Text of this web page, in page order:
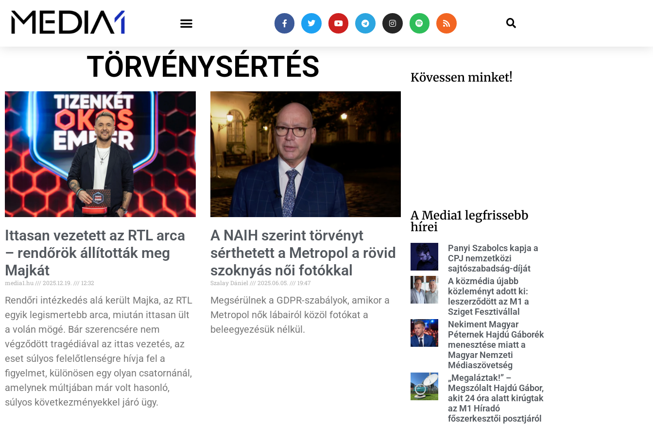
TÖRVÉNYSÉRTÉS
Ittasan vezetett az RTL arca
– rendőrök állították meg
Majkát
media1.hu 2025.12.19. 12:32
Rendőri intézkedés alá került Majka, az RTL
egyik legismertebb arca, miután ittasan ült
a volán mögé. Bár szerencsére nem
végződött tragédiával az ittas vezetés, az
eset súlyos felelőtlenségre hívja fel a
figyelmet, különösen egy olyan csatornánál,
amelynek múltjában már volt hasonló,
súlyos következményekkel járó ügy.
A NAIH szerint törvényt
sérthetett a Metropol a rövid
szoknyás női fotókkal
Szalay Dániel 2025.06.05. 19:47
Megsérülnek a GDPR-szabályok, amikor a
Metropol nők lábairól közöl fotókat a
beleegyezésük nélkül.
Kövessen minket!
A Media1 legfrissebb
hírei
Panyi Szabolcs kapja a
CPJ nemzetközi
sajtószabadság-díját
A közmédia újabb
közleményt adott ki:
leszerződött az M1 a
Sziget Fesztivállal
Nekiment Magyar
Péternek Hajdú Gáborék
menesztése miatt a
Magyar Nemzeti
Médiaszövetség
„Megaláztak!” –
Megszólalt Hajdú Gábor,
akit 24 óra alatt kirúgtak
az M1 Híradó
főszerkesztői posztjáról